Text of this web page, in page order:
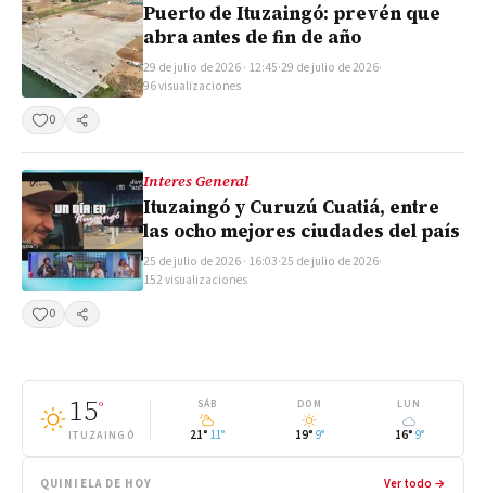
Puerto de Ituzaingó: prevén que
abra antes de fin de año
29 de julio de 2026 · 12:45·29 de julio de 2026·
96 visualizaciones
0
Compartir
Interes General
Ituzaingó y Curuzú Cuatiá, entre
las ocho mejores ciudades del país
25 de julio de 2026 · 16:03·25 de julio de 2026·
152 visualizaciones
0
Compartir
15°
ITUZAINGÓ
SÁB
21° 11°
DOM
19° 9°
LUN
16° 9°
QUINIELA DE HOY Ver todo →